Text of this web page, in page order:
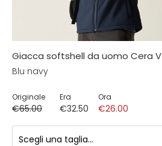
Giacca softshell da uomo Cera V
Blu navy
Originale
€65.00
Era
€32.50
Ora
€26.00